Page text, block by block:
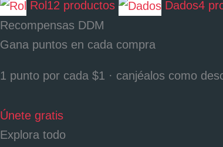
Rol 12 productos Dados4
Recompensas DDM
Gana puntos en cada compra
1 punto por cada $1 · canjéalos como
Únete gratis
Explora todo